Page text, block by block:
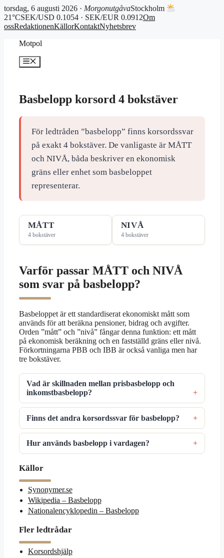
torsdag, 6 augusti 2026 · MorgonutgåvaStockholm
21°CSEK/USD 0.1054 · SEK/EUR 0.0912Om
ossRedaktionenKällorKontaktNyhetsbrev
Motpol
Meny
Basbelopp korsord 4 bokstäver
För ledtråden ”basbelopp” finns korsordssvar
på exakt 4 bokstäver. De vanligaste är MÅTT
och NIVÅ, båda beskriver en ekonomisk
gräns eller enhet som basbeloppet
representerar.
MÅTT
4 bokstäver
NIVÅ
4 bokstäver
Varför passar MÅTT och NIVÅ
som svar på basbelopp?
Basbeloppet är ett standardiserat ekonomiskt mått som
används för att beräkna pensioner, bidrag och avgifter.
Orden ”mått” och ”nivå” fångar denna funktion: ett mått
på ekonomisk beräkning och en fastställd gräns eller nivå.
Förkortningarna PBB och IBB är också vanliga men har
tre bokstäver.
Vad är skillnaden mellan prisbasbelopp och
inkomstbasbelopp?
Finns det andra korsordssvar för basbelopp?
Hur används basbelopp i vardagen?
Källor
Synonymer.se
Wikipedia – Basbelopp
Nationalencyklopedin – Basbelopp
Fler ledtrådar
Korsordshjälp